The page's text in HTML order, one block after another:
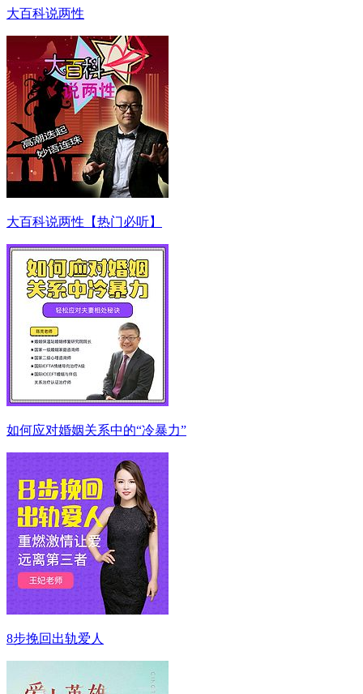
大百科说两性
大百科说两性【热门必听】
如何应对婚姻关系中的“冷暴力”
8步挽回出轨爱人